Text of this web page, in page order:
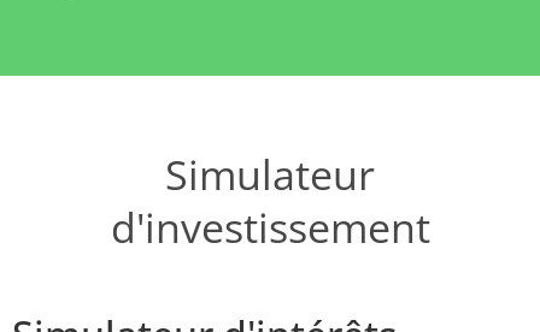
Simulateur
d'investissement